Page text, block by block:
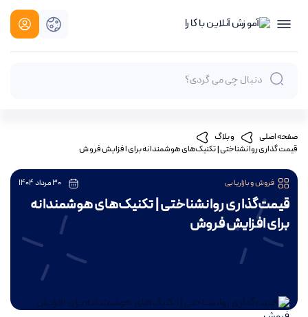
صفحه اصلی
وبلاگ
قیمت‌گذاری روانشناختی | تکنیک‌های هوشمندانه برای افزایش فروش
فروش و بازاریابی 30 مرداد 1404
قیمت‌گذاری روانشناختی | تکنیک‌های هوشمندانه
برای افزایش فروش